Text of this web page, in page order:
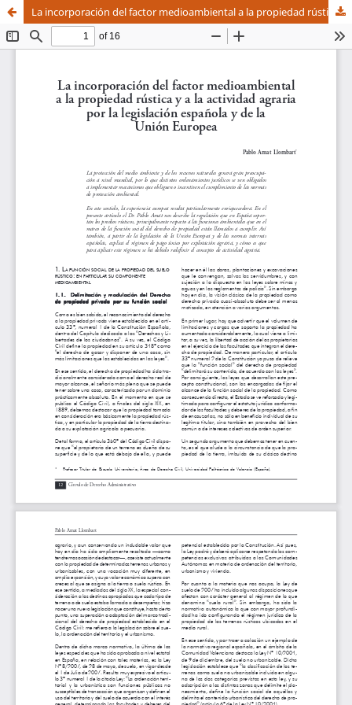
La incorporación del factor medioambiental a la propiedad rústica y a la actividad agraria por la legislación española y de la Unión Europea